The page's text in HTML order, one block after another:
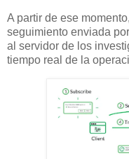
A partir de ese
seguimiento enviada
al servidor de los
tiempo real de la